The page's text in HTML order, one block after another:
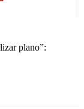
plano”: